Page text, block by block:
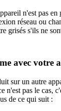
n'est pas en
réseau ou
grisés s'ils ne
avec votre
sur un autre
n'est pas le cas,
de ce qui suit :